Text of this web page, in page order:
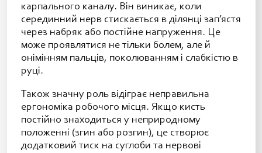
карпального каналу. Він виникає, коли
серединний нерв стискається в ділянці зап’ястя
через набряк або постійне напруження. Це
може проявлятися не тільки болем, але й
онімінням пальців, поколюванням і слабкістю в
руці.
Також значну роль відіграє неправильна
ергономіка робочого місця. Якщо кисть
постійно знаходиться у неприродному
положенні (згин або розгин), це створює
додатковий тиск на суглоби та нервові